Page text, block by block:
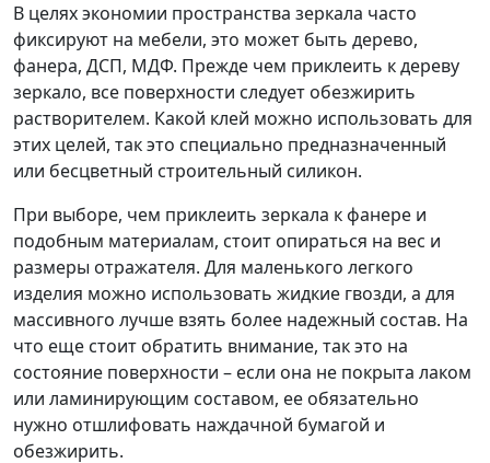
В целях экономии пространства зеркала часто
фиксируют на мебели, это может быть дерево,
фанера, ДСП, МДФ. Прежде чем приклеить к дереву
зеркало, все поверхности следует обезжирить
растворителем. Какой клей можно использовать для
этих целей, так это специально предназначенный
или бесцветный строительный силикон.
При выборе, чем приклеить зеркала к фанере и
подобным материалам, стоит опираться на вес и
размеры отражателя. Для маленького легкого
изделия можно использовать жидкие гвозди, а для
массивного лучше взять более надежный состав. На
что еще стоит обратить внимание, так это на
состояние поверхности – если она не покрыта лаком
или ламинирующим составом, ее обязательно
нужно отшлифовать наждачной бумагой и
обезжирить.